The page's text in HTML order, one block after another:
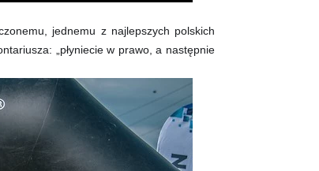
jednemu z najlepszych polskich
„płyniecie w prawo, a następnie